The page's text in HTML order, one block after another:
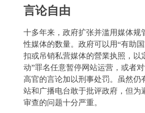
言论自由
十多年来，政府扩张并滥用媒体规
性媒体的数量。政府可以用“有助
扣或吊销私营媒体的營業执照，以
动”罪名任意暂停网站运营，或者
高官的言论加以刑事处罚。虽然仍
站和广播电台敢于批评政府，但为
审查的问题十分严重。